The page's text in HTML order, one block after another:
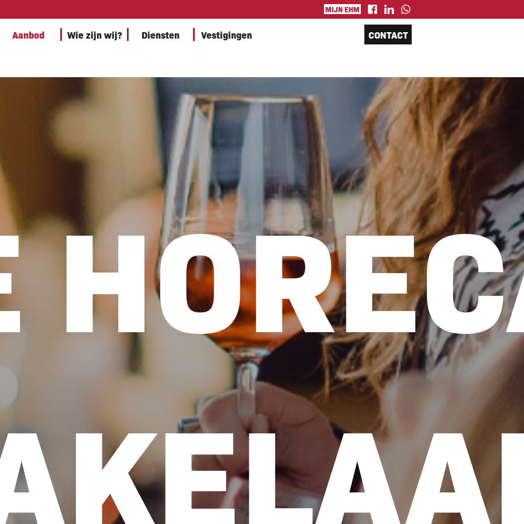
MIJN EHM
Aanbod Wie zijn wij? Diensten Vestigingen CONTACT